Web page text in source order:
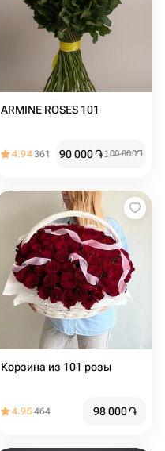
ARMINE ROSES 101
4.94361 90 000֏ 100 000֏
Корзина из 101 розы
4.95464 98 000֏